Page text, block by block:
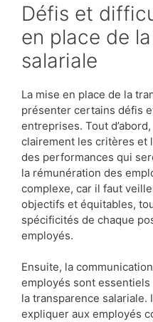
Défis et difficultés de la mise
en place de
salariale
La mise en place de la
présenter certains défis
entreprises. Tout
clairement les critères et
des performances qui
la rémunération des
complexe, car il faut
objectifs et équitables,
spécificités de chaque
employés.
Ensuite, la
employés sont
la transparence
expliquer aux employés